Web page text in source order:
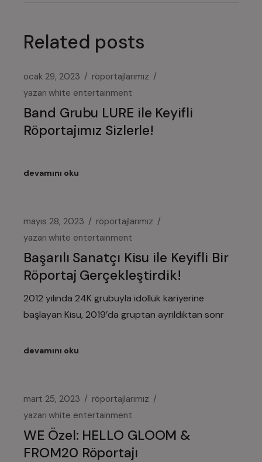
Related posts
ocak 29, 2023
röportajlarımız
yazarı white entertainment
Band Grubu LURE ile Keyifli
Röportajımız Sizlerle!
devamını oku
mayıs 28, 2023
röportajlarımız
yazarı white entertainment
Başarılı Sanatçı Kisu ile Keyifli Bir
Röportaj Gerçekleştirdik!
2012 yılında 24K grubuyla idollük kariyerine
başlayan Kisu, 2019’da gruptan ayrıldıktan sonr
devamını oku
mart 25, 2023
röportajlarımız
yazarı white entertainment
WE Özel: HELLO GLOOM &
FROM20 Röportajı